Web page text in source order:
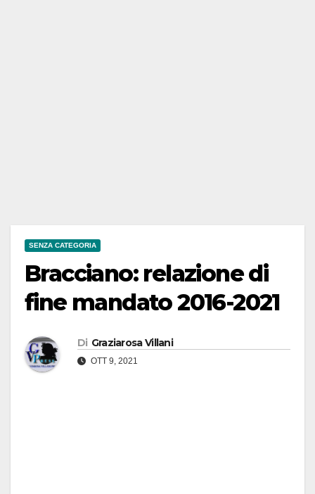
SENZA CATEGORIA
Bracciano: relazione di
fine mandato 2016-2021
Di Graziarosa Villani
OTT 9, 2021